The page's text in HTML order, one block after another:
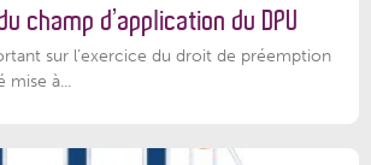
champ d’application du DPU
sur l’exercice du droit de préemption
mise à...